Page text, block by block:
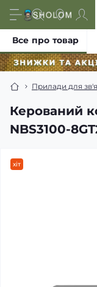
Прилади для
Керований
NBS3100-
Все про товар
хіт